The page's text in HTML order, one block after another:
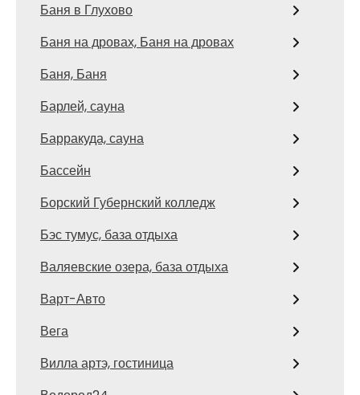
Баня в Глухово
Баня на дровах, Баня на дровах
Баня, Баня
Барлей, сауна
Барракуда, сауна
Бассейн
Борский Губернский колледж
Бэс тумус, база отдыха
Валяевские озера, база отдыха
Варт-Авто
Вега
Вилла артэ, гостиница